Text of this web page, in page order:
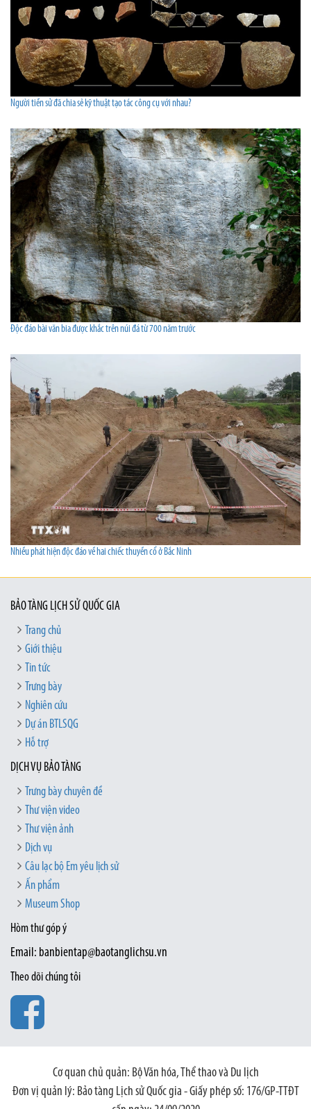
Người tiền sử đã chia sẻ kỹ thuật tạo tác công cụ với nhau?
Độc đáo bài văn bia được khắc trên núi đá từ 700 năm trước
Nhiều phát hiện độc đáo về hai chiếc thuyền cổ ở Bắc Ninh
BẢO TÀNG LỊCH SỬ QUỐC GIA
Trang chủ
Giới thiệu
Tin tức
Trưng bày
Nghiên cứu
Dự án BTLSQG
Hỗ trợ
DỊCH VỤ BẢO TÀNG
Trưng bày chuyên đề
Thư viện video
Thư viện ảnh
Dịch vụ
Câu lạc bộ Em yêu lịch sử
Ấn phẩm
Museum Shop
Hòm thư góp ý
Email: banbientap@baotanglichsu.vn
Theo dõi chúng tôi
Cơ quan chủ quản: Bộ Văn hóa, Thể thao và Du lịch
Đơn vị quản lý: Bảo tàng Lịch sử Quốc gia - Giấy phép số: 176/GP-TTĐT